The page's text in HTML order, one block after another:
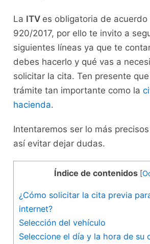
La ITV es obligatoria de acuerdo
920/2017, por ello te invito a
siguientes líneas ya que te
debes hacerlo y qué vas a
solicitar la cita. Ten presente
trámite tan importante como la
hacienda.
Intentaremos ser lo más
así evitar dejar dudas.
Índice de contenidos [
¿Cómo solicitar la cita previa
internet?
Selección del vehículo
Seleccione el día y la hora de su